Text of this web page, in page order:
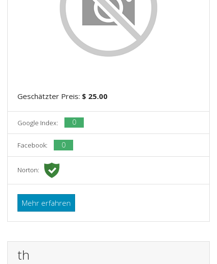
Geschätzter Preis: $ 25.00
Google Index: 0
Facebook: 0
Norton:
Mehr erfahren
th